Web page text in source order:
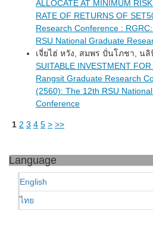
ALLOCATE AT MINIMUM
RATE OF RETURNS OF
Research Conference :
RSU National Graduate
เจี่ยไฮ่ หวัง, สมพร ปั่นโภชา, นลิ
SUITABLE INVESTMENT
Rangsit Graduate Research
(2560): The 12th RSU
Conference
1 2 3 4 5 > >>
Language
English
ไทย